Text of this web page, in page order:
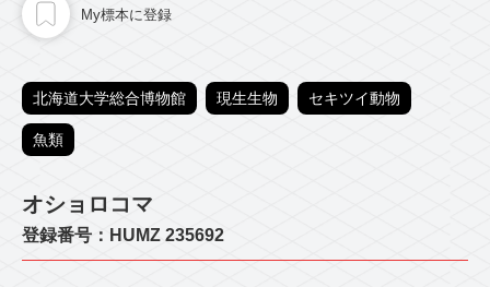
My標本に登録
北海道大学総合博物館 現生生物 セキツイ動物
魚類
オショロコマ
登録番号：HUMZ 235692